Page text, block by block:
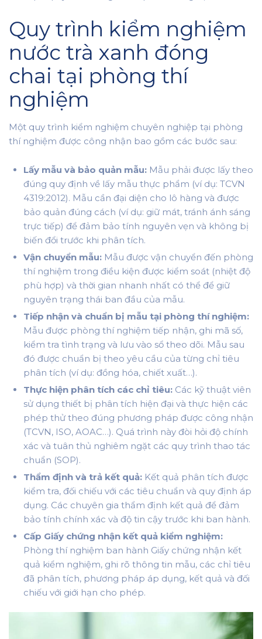
Quy trình kiểm nghiệm
nước trà xanh đóng
chai tại phòng thí
nghiệm
Một quy trình kiểm nghiệm chuyên nghiệp tại phòng
thí nghiệm được công nhận bao gồm các bước sau:
Lấy mẫu và bảo quản mẫu: Mẫu phải được lấy theo
đúng quy định về lấy mẫu thực phẩm (ví dụ: TCVN
4319:2012). Mẫu cần đại diện cho lô hàng và được
bảo quản đúng cách (ví dụ: giữ mát, tránh ánh sáng
trực tiếp) để đảm bảo tính nguyên vẹn và không bị
biến đổi trước khi phân tích.
Vận chuyển mẫu: Mẫu được vận chuyển đến phòng
thí nghiệm trong điều kiện được kiểm soát (nhiệt độ
phù hợp) và thời gian nhanh nhất có thể để giữ
nguyên trạng thái ban đầu của mẫu.
Tiếp nhận và chuẩn bị mẫu tại phòng thí nghiệm:
Mẫu được phòng thí nghiệm tiếp nhận, ghi mã số,
kiểm tra tình trạng và lưu vào sổ theo dõi. Mẫu sau
đó được chuẩn bị theo yêu cầu của từng chỉ tiêu
phân tích (ví dụ: đồng hóa, chiết xuất…).
Thực hiện phân tích các chỉ tiêu: Các kỹ thuật viên
sử dụng thiết bị phân tích hiện đại và thực hiện các
phép thử theo đúng phương pháp được công nhận
(TCVN, ISO, AOAC…). Quá trình này đòi hỏi độ chính
xác và tuân thủ nghiêm ngặt các quy trình thao tác
chuẩn (SOP).
Thẩm định và trả kết quả: Kết quả phân tích được
kiểm tra, đối chiếu với các tiêu chuẩn và quy định áp
dụng. Các chuyên gia thẩm định kết quả để đảm
bảo tính chính xác và độ tin cậy trước khi ban hành.
Cấp Giấy chứng nhận kết quả kiểm nghiệm:
Phòng thí nghiệm ban hành Giấy chứng nhận kết
quả kiểm nghiệm, ghi rõ thông tin mẫu, các chỉ tiêu
đã phân tích, phương pháp áp dụng, kết quả và đối
chiếu với giới hạn cho phép.